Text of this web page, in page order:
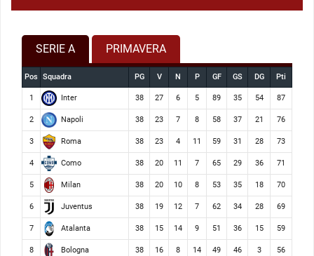
SERIE A PRIMAVERA
Pos Squadra PG V N P GF GS DG Pti
1 Inter 38 27 6 5 89 35 54 87
2 Napoli 38 23 7 8 58 37 21 76
3 Roma 38 23 4 11 59 31 28 73
4 Como 38 20 11 7 65 29 36 71
5 Milan 38 20 10 8 53 35 18 70
6 Juventus 38 19 12 7 62 34 28 69
7 Atalanta 38 15 14 9 51 36 15 59
8 Bologna 38 16 8 14 49 46 3 56